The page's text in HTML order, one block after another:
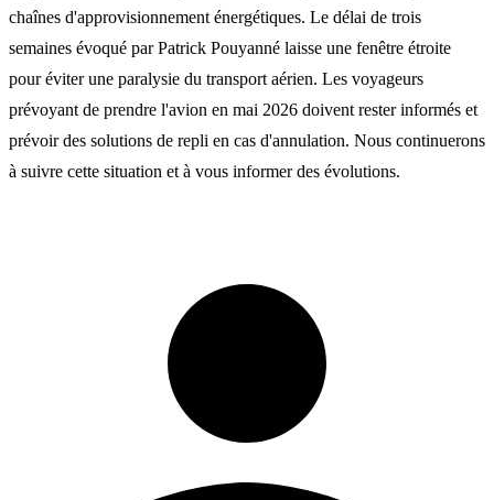
chaînes d'approvisionnement énergétiques. Le délai de trois
semaines évoqué par Patrick Pouyanné laisse une fenêtre étroite
pour éviter une paralysie du transport aérien. Les voyageurs
prévoyant de prendre l'avion en mai 2026 doivent rester informés et
prévoir des solutions de repli en cas d'annulation. Nous continuerons
à suivre cette situation et à vous informer des évolutions.